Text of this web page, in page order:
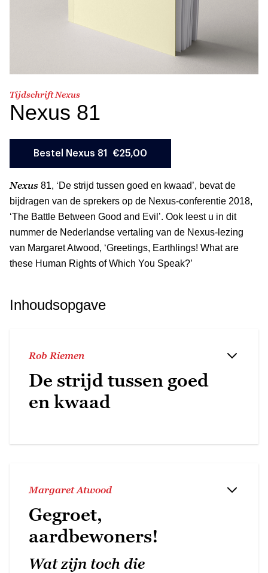
Tijdschrift Nexus
Nexus 81
Nexus 81, ‘De strijd tussen goed en kwaad’, bevat de
bijdragen van de sprekers op de Nexus-conferentie 2018,
‘The Battle Between Good and Evil’. Ook leest u in dit
nummer de Nederlandse vertaling van de Nexus-lezing
van Margaret Atwood, ‘Greetings, Earthlings! What are
these Human Rights of Which You Speak?’
Inhoudsopgave
Rob Riemen
De strijd tussen goed
en kwaad
Margaret Atwood
Gegroet,
aardbewoners!
Wat zijn toch die